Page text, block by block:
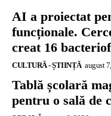
AI a proiectat
funcționale.
creat 16
CULTURĂ - ȘTIINȚĂ august
Tablă școlară
pentru o sală de